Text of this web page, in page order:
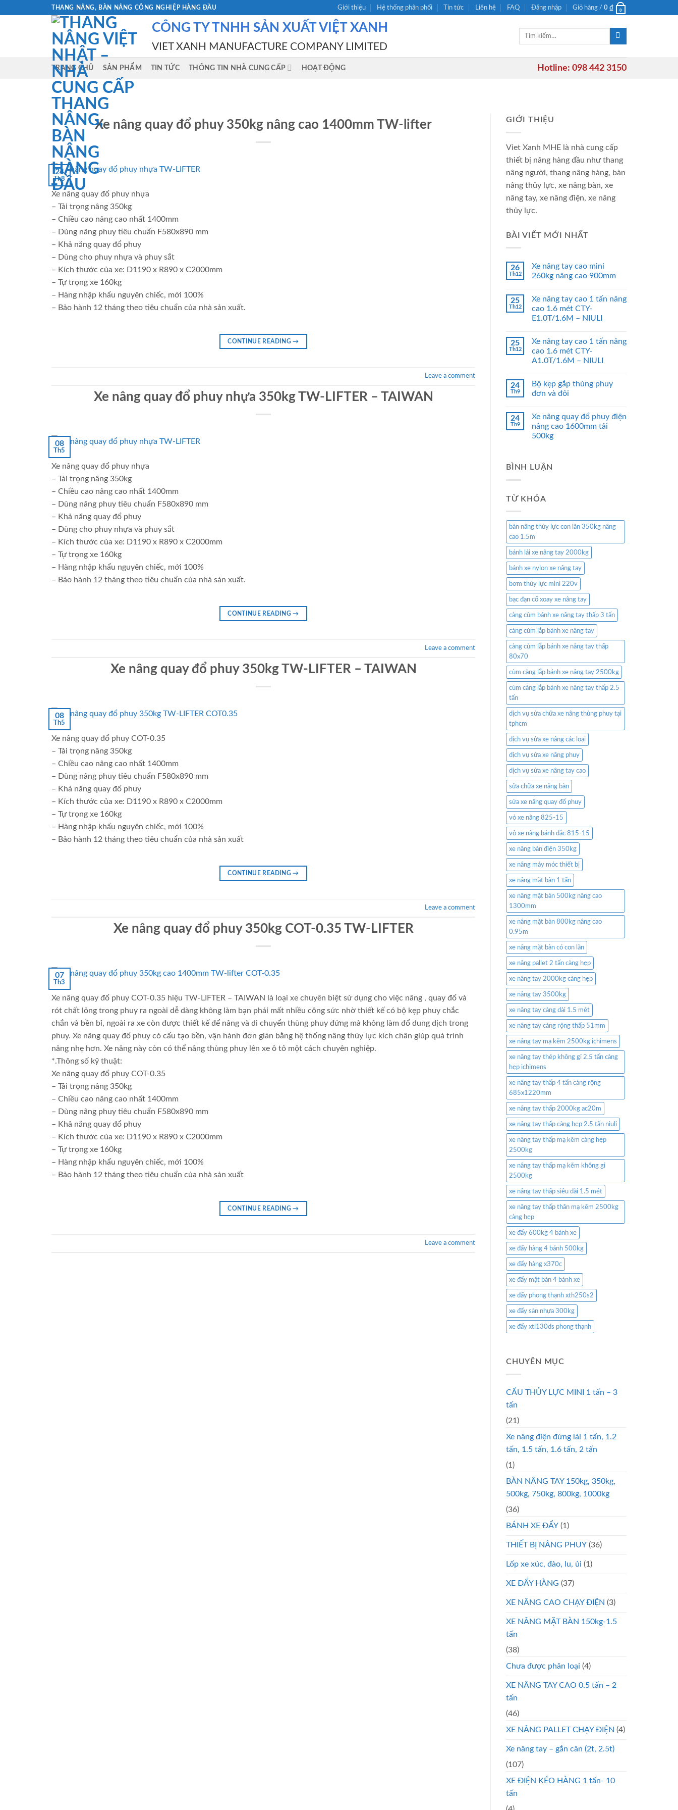
THANG NÂNG, BÀN NÂNG CÔNG NGHIỆP HÀNG ĐẦU Giới thiệu Hệ thống phân phối Tin tức Liên hệ FAQ Đăng nhập Giỏ hàng / 0 ₫ 0
CÔNG TY TNHH SẢN XUẤT VIỆT XANH
VIET XANH MANUFACTURE COMPANY LIMITED
Tìm
TRANG CHỦ SẢN PHẨM TIN TỨC THÔNG TIN NHÀ CUNG CẤP HOẠT ĐỘNG Hotline: 098 442 3150
Xe nâng quay đổ phuy 350kg nâng cao 1400mm TW-lifter
24
Th8
Xe nâng quay đổ phuy nhựa
– Tải trọng nâng 350kg
– Chiều cao nâng cao nhất 1400mm
– Dùng nâng phuy tiêu chuẩn F580x890 mm
– Khả năng quay đổ phuy
– Dùng cho phuy nhựa và phuy sắt
– Kích thước của xe: D1190 x R890 x C2000mm
– Tự trọng xe 160kg
– Hàng nhập khẩu nguyên chiếc, mới 100%
– Bảo hành 12 tháng theo tiêu chuẩn của nhà sản xuất.
CONTINUE READING→
Leave a comment
Xe nâng quay đổ phuy nhựa 350kg TW-LIFTER – TAIWAN
08
Th5
Xe nâng quay đổ phuy nhựa
– Tải trọng nâng 350kg
– Chiều cao nâng cao nhất 1400mm
– Dùng nâng phuy tiêu chuẩn F580x890 mm
– Khả năng quay đổ phuy
– Dùng cho phuy nhựa và phuy sắt
– Kích thước của xe: D1190 x R890 x C2000mm
– Tự trọng xe 160kg
– Hàng nhập khẩu nguyên chiếc, mới 100%
– Bảo hành 12 tháng theo tiêu chuẩn của nhà sản xuất.
CONTINUE READING→
Leave a comment
Xe nâng quay đổ phuy 350kg TW-LIFTER – TAIWAN
08
Th5
Xe nâng quay đổ phuy COT-0.35
– Tải trọng nâng 350kg
– Chiều cao nâng cao nhất 1400mm
– Dùng nâng phuy tiêu chuẩn F580x890 mm
– Khả năng quay đổ phuy
– Kích thước của xe: D1190 x R890 x C2000mm
– Tự trọng xe 160kg
– Hàng nhập khẩu nguyên chiếc, mới 100%
– Bảo hành 12 tháng theo tiêu chuẩn của nhà sản xuất
CONTINUE READING→
Leave a comment
Xe nâng quay đổ phuy 350kg COT-0.35 TW-LIFTER
07
Th3
Xe nâng quay đổ phuy COT-0.35 hiệu TW-LIFTER – TAIWAN là loại xe chuyên biệt sử dụng cho việc nâng , quay đổ và
rót chất lỏng trong phuy ra ngoài dễ dàng không làm bạn phái mất nhiều công sức nhờ thiết kế có bộ kẹp phuy chắc
chắn và bền bỉ, ngoài ra xe còn được thiết kế để nâng và di chuyển thùng phuy đứng mà không làm đổ dung dịch trong
phuy. Xe nâng quay đổ phuy có cấu tạo bền, vận hành đơn giản bằng hệ thống nâng thủy lực kích chân giúp quá trình
nâng nhẹ hơn. Xe nâng này còn có thể nâng thùng phuy lên xe ô tô một cách chuyên nghiệp.
*.Thông số kỹ thuật:
Xe nâng quay đổ phuy COT-0.35
– Tải trọng nâng 350kg
– Chiều cao nâng cao nhất 1400mm
– Dùng nâng phuy tiêu chuẩn F580x890 mm
– Khả năng quay đổ phuy
– Kích thước của xe: D1190 x R890 x C2000mm
– Tự trọng xe 160kg
– Hàng nhập khẩu nguyên chiếc, mới 100%
– Bảo hành 12 tháng theo tiêu chuẩn của nhà sản xuất
CONTINUE READING→
Leave a comment
GIỚI THIỆU
Viet Xanh MHE là nhà cung cấp
thiết bị nâng hàng đầu như thang
nâng người, thang nâng hàng, bàn
nâng thủy lực, xe nâng bàn, xe
nâng tay, xe nâng điện, xe nâng
thủy lực.
BÀI VIẾT MỚI NHẤT
26
Th12
Xe nâng tay cao mini
260kg nâng cao 900mm
25
Th12
Xe nâng tay cao 1 tấn nâng
cao 1.6 mét CTY-
E1.0T/1.6M – NIULI
25
Th12
Xe nâng tay cao 1 tấn nâng
cao 1.6 mét CTY-
A1.0T/1.6M – NIULI
24
Th9
Bộ kẹp gắp thùng phuy
đơn và đôi
24
Th9
Xe nâng quay đổ phuy điện
nâng cao 1600mm tải
500kg
BÌNH LUẬN
TỪ KHÓA
bàn nâng thủy lực con lăn 350kg nâng
cao 1.5m
bánh lái xe nâng tay 2000kg
bánh xe nylon xe nâng tay
bơm thủy lực mini 220v
bạc đạn cổ xoay xe nâng tay
càng cùm bánh xe nâng tay thấp 3 tấn
càng cùm lắp bánh xe nâng tay
càng cùm lắp bánh xe nâng tay thấp
80x70
cùm càng lắp bánh xe nâng tay 2500kg
cùm càng lắp bánh xe nâng tay thấp 2.5
tấn
dịch vụ sửa chữa xe nâng thùng phuy tại
tphcm
dịch vụ sửa xe nâng các loại
dịch vụ sửa xe nâng phuy
dịch vụ sửa xe nâng tay cao
sửa chữa xe nâng bàn
sửa xe nâng quay đổ phuy
vỏ xe nâng 825-15
vỏ xe nâng bánh đặc 815-15
xe nâng bàn điện 350kg
xe nâng máy móc thiết bị
xe nâng mặt bàn 1 tấn
xe nâng mặt bàn 500kg nâng cao
1300mm
xe nâng mặt bàn 800kg nâng cao
0.95m
xe nâng mặt bàn có con lăn
xe nâng pallet 2 tấn càng hẹp
xe nâng tay 2000kg càng hẹp
xe nâng tay 3500kg
xe nâng tay càng dài 1.5 mét
xe nâng tay càng rộng thấp 51mm
xe nâng tay mạ kẽm 2500kg ichimens
xe nâng tay thép không gỉ 2.5 tấn càng
hẹp ichimens
xe nâng tay thấp 4 tấn càng rộng
685x1220mm
xe nâng tay thấp 2000kg ac20m
xe nâng tay thấp càng hẹp 2.5 tấn niuli
xe nâng tay thấp mạ kẽm càng hẹp
2500kg
xe nâng tay thấp mạ kẽm không gỉ
2500kg
xe nâng tay thấp siêu dài 1.5 mét
xe nâng tay thấp thân mạ kẽm 2500kg
càng hẹp
xe đẩy 600kg 4 bánh xe
xe đẩy hàng 4 bánh 500kg
xe đẩy hàng x370c
xe đẩy mặt bàn 4 bánh xe
xe đẩy phong thạnh xth250s2
xe đẩy sàn nhựa 300kg
xe đẩy xtl130ds phong thạnh
CHUYÊN MỤC
CẨU THỦY LỰC MINI 1 tấn – 3
tấn
(21)
Xe nâng điện đứng lái 1 tấn, 1.2
tấn, 1.5 tấn, 1.6 tấn, 2 tấn
(1)
BÀN NÂNG TAY 150kg, 350kg,
500kg, 750kg, 800kg, 1000kg
(36)
BÁNH XE ĐẨY (1)
THIẾT BỊ NÂNG PHUY (36)
Lốp xe xúc, đào, lu, ủi (1)
XE ĐẨY HÀNG (37)
XE NÂNG CAO CHẠY ĐIỆN (3)
XE NÂNG MẶT BÀN 150kg-1.5
tấn
(38)
Chưa được phân loại (4)
XE NÂNG TAY CAO 0.5 tấn – 2
tấn
(46)
XE NÂNG PALLET CHẠY ĐIỆN (4)
Xe nâng tay – gắn cân (2t, 2.5t)
(107)
XE ĐIỆN KÉO HÀNG 1 tấn- 10
tấn